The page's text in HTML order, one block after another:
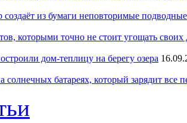
создаёт из бумаги неповторимые
которыми точно не стоит угощать
дом-теплицу на берегу озера
солнечных батареях, который зарядит все